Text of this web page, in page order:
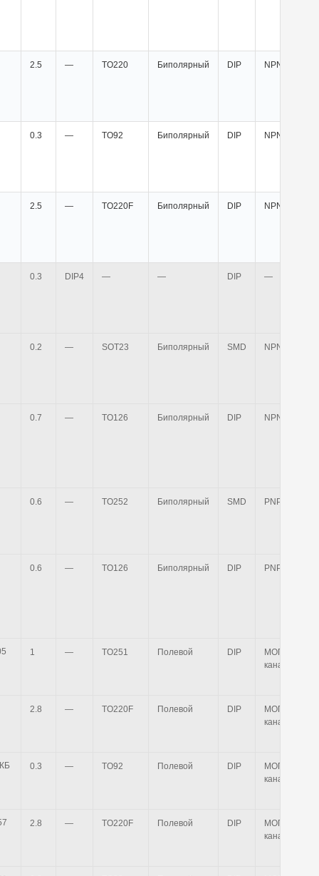
2.5 — TO220 Биполярный DIP NPN
0.3 — TO92 Биполярный DIP NPN
2.5 — TO220F Биполярный DIP NPN
0.3 DIP4 — — DIP —
0.2 — SOT23 Биполярный SMD NPN
0.7 — TO126 Биполярный DIP NPN
0.6 — TO252 Биполярный SMD PNP
0.6 — TO126 Биполярный DIP PNP
1 — TO251 Полевой DIP
МОП n-
канальный
2.8 — TO220F Полевой DIP
МОП р-
канальный
КБ 0.3 — TO92 Полевой DIP
МОП n-
канальный
2.8 — TO220F Полевой DIP
МОП n-
канальный